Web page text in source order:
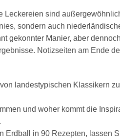
sind
sondern auch
gekonnter Manier, aber
Notizseiten am Ende
landestypischen Klassikern
und woher kommt die
Erdball in 90 Rezepten, lassen